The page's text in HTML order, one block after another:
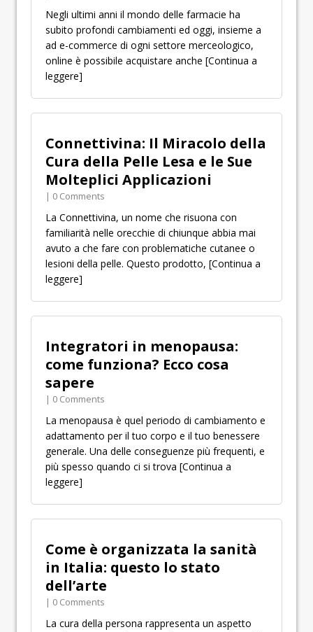
Negli ultimi anni il mondo delle farmacie ha
subito profondi cambiamenti ed oggi, insieme a
ad e-commerce di ogni settore merceologico,
online è possibile acquistare anche [Continua a
leggere]
Connettivina: Il Miracolo della
Cura della Pelle Lesa e le Sue
Molteplici Applicazioni
| 0 Comments
La Connettivina, un nome che risuona con
familiarità nelle orecchie di chiunque abbia mai
avuto a che fare con problematiche cutanee o
lesioni della pelle. Questo prodotto, [Continua a
leggere]
Integratori in menopausa:
come funziona? Ecco cosa
sapere
| 0 Comments
La menopausa è quel periodo di cambiamento e
adattamento per il tuo corpo e il tuo benessere
generale. Una delle conseguenze più frequenti, e
più spesso quando ci si trova [Continua a
leggere]
Come è organizzata la sanità
in Italia: questo lo stato
dell’arte
| 0 Comments
La cura della persona rappresenta un aspetto